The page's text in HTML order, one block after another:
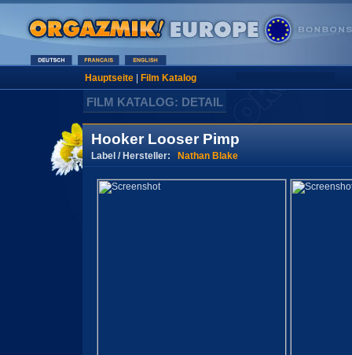
Hauptseite| Film Katalog
FILM KATALOG: DETAIL
Hooker Looser Pimp
Label / Hersteller: Nathan Blake